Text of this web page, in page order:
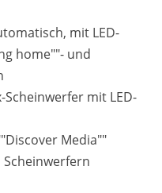
mit LED-
home""- und
Scheinwerfer mit LED-
Media""
Scheinwerfern